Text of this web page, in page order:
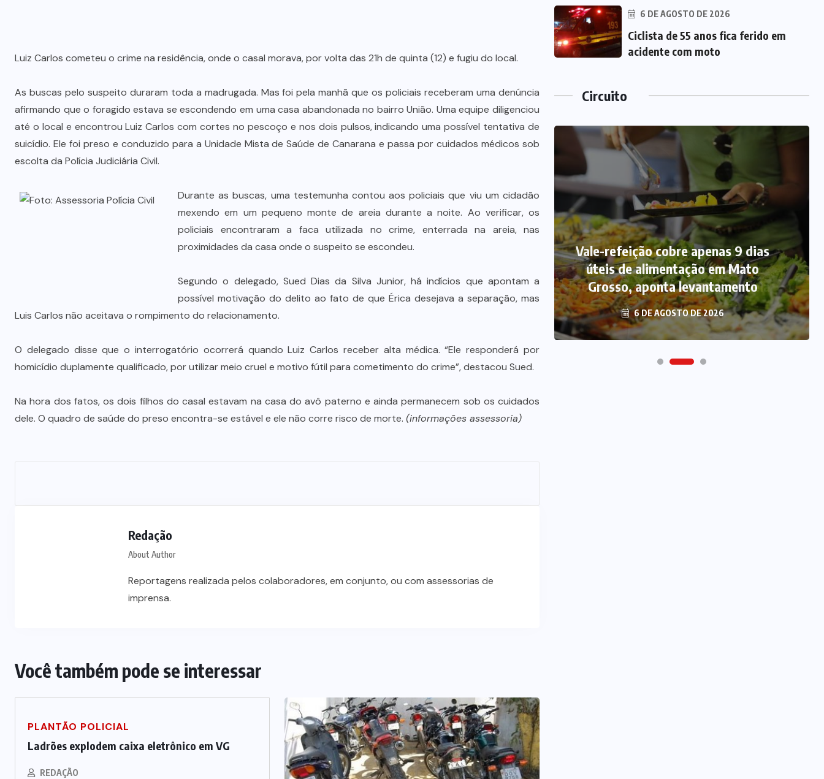
Luiz Carlos cometeu o crime na residência, onde o casal morava, por volta das 21h de quinta (12) e fugiu do local.
As buscas pelo suspeito duraram toda a madrugada. Mas foi pela manhã que os policiais receberam uma denúncia
afirmando que o foragido estava se escondendo em uma casa abandonada no bairro União. Uma equipe diligenciou
até o local e encontrou Luiz Carlos com cortes no pescoço e nos dois pulsos, indicando uma possível tentativa de
suicídio. Ele foi preso e conduzido para a Unidade Mista de Saúde de Canarana e passa por cuidados médicos sob
escolta da Polícia Judiciária Civil.
Durante as buscas, uma testemunha contou aos policiais que viu um cidadão
mexendo em um pequeno monte de areia durante a noite. Ao verificar, os
policiais encontraram a faca utilizada no crime, enterrada na areia, nas
proximidades da casa onde o suspeito se escondeu.
Segundo o delegado, Sued Dias da Silva Junior, há indícios que apontam a
possível motivação do delito ao fato de que Érica desejava a separação, mas
Luis Carlos não aceitava o rompimento do relacionamento.
O delegado disse que o interrogatório ocorrerá quando Luiz Carlos receber alta médica. “Ele responderá por
homicídio duplamente qualificado, por utilizar meio cruel e motivo fútil para cometimento do crime”, destacou Sued.
Na hora dos fatos, os dois filhos do casal estavam na casa do avô paterno e ainda permanecem sob os cuidados
dele. O quadro de saúde do preso encontra-se estável e ele não corre risco de morte. (informações assessoria)
Redação
About Author
Reportagens realizada pelos colaboradores, em conjunto, ou com assessorias de
imprensa.
Você também pode se interessar
PLANTÃO POLICIAL
Ladrões explodem caixa eletrônico em VG
REDAÇÃO
6 DE AGOSTO DE 2026
Ciclista de 55 anos fica ferido em
acidente com moto
Circuito
Wilson Santos projeta novos
investimentos para viabilizar 10
completa
5 DE AGOSTO DE 2026
MDB implode chapa para
forças no Senado e na Assembleia
Vale-refeição cobre apenas 9 dias
úteis de alimentação em Mato
Grosso, aponta levantamento
6 DE AGOSTO DE 2026